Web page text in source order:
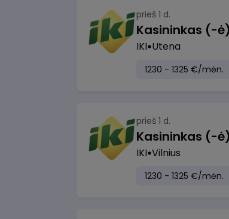
prieš 1 d.
IKI Utena
1230 - 1325 €/mėn.
prieš 1 d.
IKI Vilnius
1230 - 1325 €/mėn.